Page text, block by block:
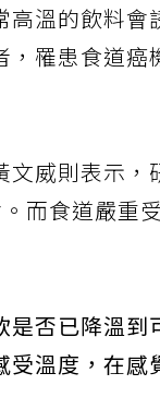
溫的飲料
罹患食道
威則表示
而食道嚴重
否已降溫到
溫度，在感